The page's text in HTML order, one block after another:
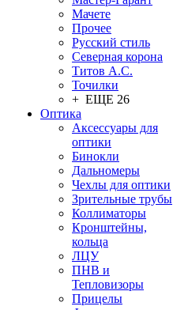
Мачете
Прочее
Русский стиль
Северная корона
Титов А.С.
Точилки
+ ЕЩЕ 26
Оптика
Аксессуары для
оптики
Бинокли
Дальномеры
Чехлы для оптики
Зрительные трубы
Коллиматоры
Кронштейны,
кольца
ЛЦУ
ПНВ и
Тепловизоры
Прицелы